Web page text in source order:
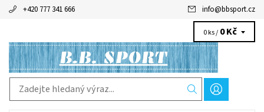
+420 777 341 666 info@bbsport.cz
0 ks / 0 Kč